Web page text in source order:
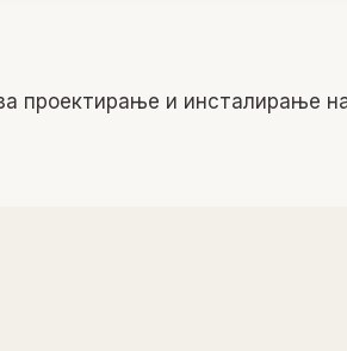
проектирање и инсталирање